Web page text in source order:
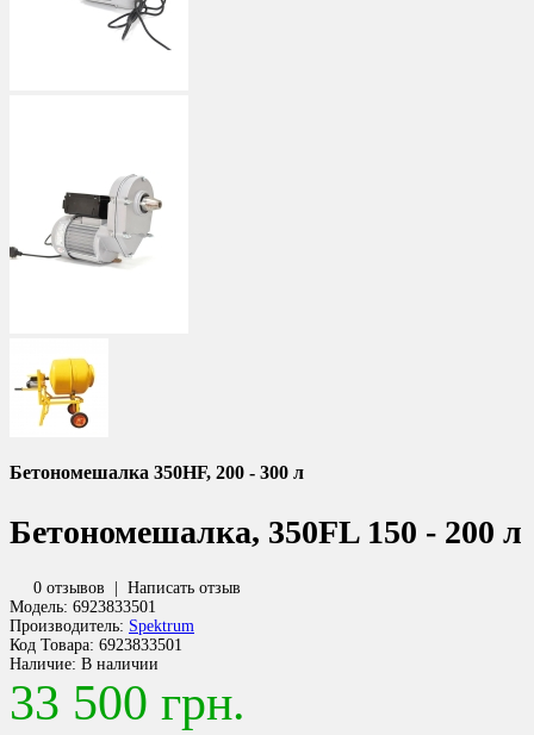
Бетономешалка 350HF, 200 - 300 л
Бетономешалка, 350FL 150 - 200 л
0 отзывов
Написать отзыв
Модель: 6923833501
Производитель: Spektrum
Код Товара: 6923833501
Наличие: В наличии
33 500 грн.